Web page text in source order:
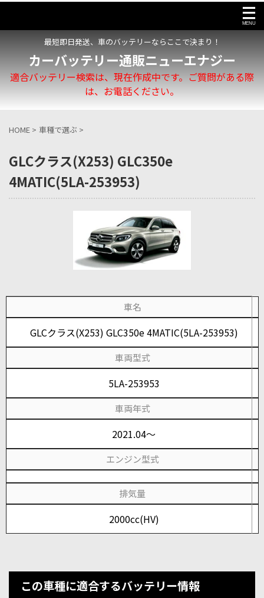
最短即日発送、車のバッテリーならここで決まり！
カーバッテリー通販ニューエナジー
適合バッテリー検索は、現在作成中です。ご質問がある際
は、お電話ください。
HOME > 車種で選ぶ >
GLCクラス(X253) GLC350e
4MATIC(5LA-253953)
車名
GLCクラス(X253) GLC350e 4MATIC(5LA-253953)
車両型式
5LA-253953
車両年式
2021.04～
エンジン型式
排気量
2000cc(HV)
この車種に適合するバッテリー情報